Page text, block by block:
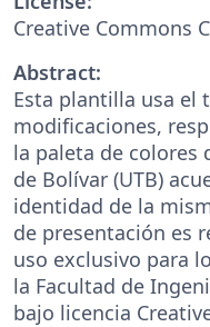
Creative Commons
Abstract:
Esta plantilla usa el
modificaciones,
la paleta de colores
de Bolívar (UTB)
identidad de la
de presentación es
uso exclusivo para
la Facultad de
bajo licencia